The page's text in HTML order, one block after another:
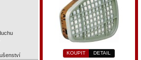
KOUPIT DETAIL